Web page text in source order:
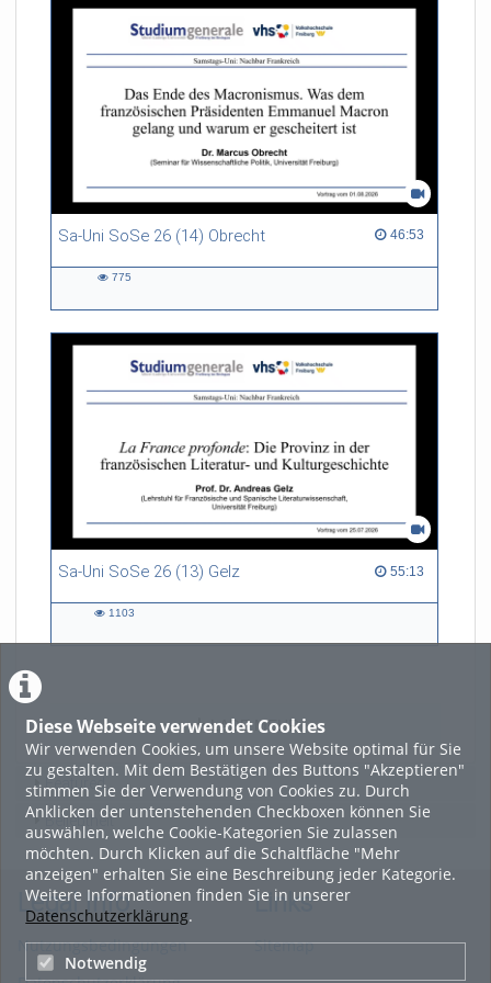
Diese Webseite verwendet Cookies
Wir verwenden Cookies, um unsere Website optimal für Sie
zu gestalten. Mit dem Bestätigen des Buttons "Akzeptieren"
stimmen Sie der Verwendung von Cookies zu. Durch
Anklicken der untenstehenden Checkboxen können Sie
auswählen, welche Cookie-Kategorien Sie zulassen
möchten. Durch Klicken auf die Schaltfläche "Mehr
anzeigen" erhalten Sie eine Beschreibung jeder Kategorie.
Weitere Informationen finden Sie in unserer
Datenschutzerklärung.
Notwendig
Sa-Uni SoSe 26 (14) Obrecht 46:53
46:53 duration
775
Sa-Uni SoSe 26 (13) Gelz 55:13
55:13 duration
1103
LADE MEHR
Featured
Beliebtheit
Legal Info
Nutzungsbedingungen
Links
Sitemap